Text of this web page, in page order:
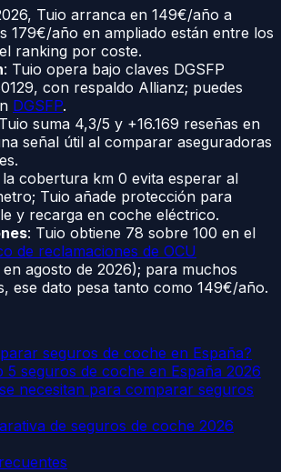
Tuio arranca en 149€/año a
179€/año en ampliado están entre los
ranking por coste.
: Tuio opera bajo claves DGSFP
con respaldo Allianz; puedes
DGSFP.
suma 4,3/5 y +16.169 reseñas en
señal útil al comparar aseguradoras
la cobertura km 0 evita esperar al
Tuio añade protección para
y recarga en coche eléctrico.
: Tuio obtiene 78 sobre 100 en el
de reclamaciones de OCU
agosto de 2026); para muchos
ese dato pesa tanto como 149€/año.
seguros de coche en España?
5 seguros de coche en España 2026
necesitan para comparar seguros
de seguros de coche 2026